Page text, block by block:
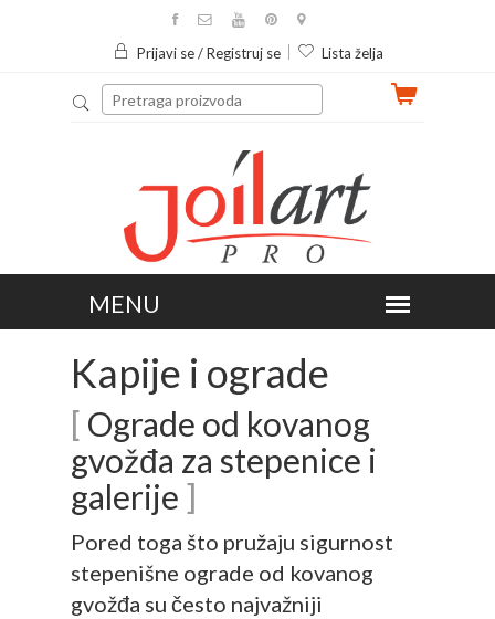
Prijavi se / Registruj se Lista želja
Kapije i ograde
[ Ograde od kovanog
gvožđa za stepenice i
galerije ]
Pored toga što pružaju sigurnost
stepenišne ograde od kovanog
gvožđa su često najvažniji